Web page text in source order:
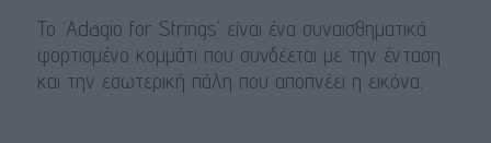
Το ‘Adagio for Strings’ είναι ένα συναισθηματικά
φορτισμένο κομμάτι που συνδέεται με την ένταση
και την εσωτερική πάλη που αποπνέει η εικόνα.